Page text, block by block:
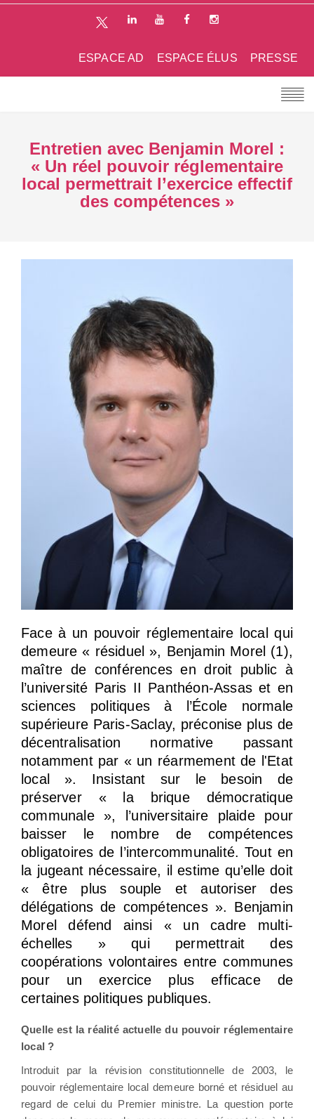
PRESSE
ESPACE ÉLUS
ESPACE AD
Entretien avec Benjamin Morel :
« Un réel pouvoir réglementaire
local permettrait l’exercice effectif
des compétences »
Face à un pouvoir réglementaire local qui
demeure « résiduel », Benjamin Morel (1),
maître de conférences en droit public à
l’université Paris II Panthéon-Assas et en
sciences politiques à l’École normale
supérieure Paris-Saclay, préconise plus de
décentralisation normative passant
notamment par « un réarmement de l'Etat
local ». Insistant sur le besoin de
préserver « la brique démocratique
communale », l’universitaire plaide pour
baisser le nombre de compétences
obligatoires de l’intercommunalité. Tout en
la jugeant nécessaire, il estime qu’elle doit
« être plus souple et autoriser des
délégations de compétences ». Benjamin
Morel défend ainsi « un cadre multi-
échelles » qui permettrait des
coopérations volontaires entre communes
pour un exercice plus efficace de
certaines politiques publiques.
Quelle est la réalité actuelle du pouvoir réglementaire
local ?
Introduit par la révision constitutionnelle de 2003, le
pouvoir réglementaire local demeure borné et résiduel au
regard de celui du Premier ministre. La question porte